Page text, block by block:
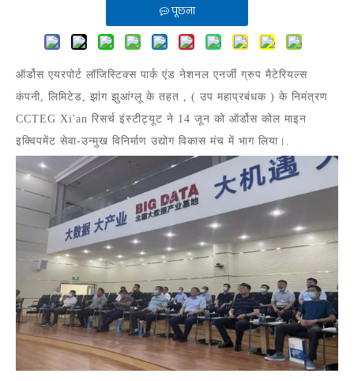
पूछना
ऑर्डोस एयरपोर्ट लॉजिस्टिक्स पार्क एंड नेशनल एनर्जी ग्रुप मैटेरियल्स
कंपनी, लिमिटेड, झांग झुआंग्लू के तहत , ( उप महाप्रबंधक ) के निमंत्रण
CCTEG Xi'an रिसर्च इंस्टीट्यूट ने 14 जून को ऑर्डोस कोल माइन
इक्विपमेंट सेवा-उन्मुख विनिर्माण उद्योग विकास मंच में भाग लिया।